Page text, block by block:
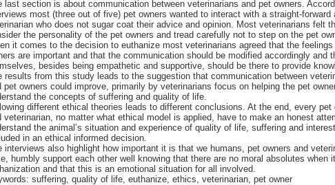
last section is about communication between veterinarians and pet owners.
most (three out of five) pet owners wanted to interact with a straight-forward
who does not sugar coat their advice and opinion. Most veterinarians felt
the personality of the pet owners and tread carefully not to step on the pet
it comes to the decision to euthanize most veterinarians agreed that the
are important and that the communication should be modified accordingly and
besides being empathetic and supportive, should be there to provide
results from this study leads to the suggestion that communication between
pet owners could improve, primarily by veterinarians focus on helping the pet
the concepts of suffering and quality of life.
different ethical theories leads to different conclusions. At the end, every pet
veterinarian, no matter what ethical model is applied, have to make an honest
the animal’s situation and experience of quality of life, suffering and
in an ethical informed decision.
interviews also highlight how important it is that we humans, pet owners and
humbly support each other well knowing that there are no moral absolutes when
and that this is an emotional situation for all involved.
suffering, quality of life, euthanize, ethics, veterinarian, pet owner